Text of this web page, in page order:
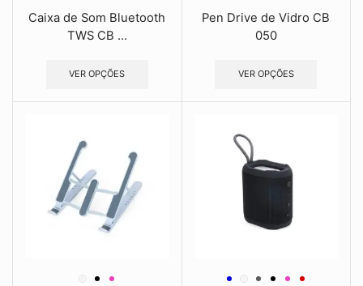
Caixa de Som Bluetooth
TWS CB ...
VER OPÇÕES
Pen Drive de Vidro CB
050
VER OPÇÕES